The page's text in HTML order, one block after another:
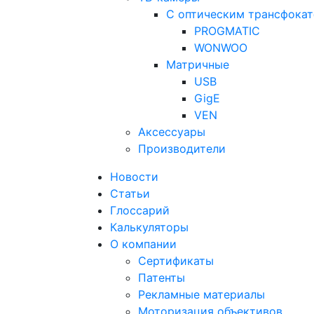
С оптическим
PROGMATIC
WONWOO
Матричные
USB
GigE
VEN
Аксессуары
Производители
Новости
Статьи
Глоссарий
Калькуляторы
О компании
Сертификаты
Патенты
Рекламные материалы
Моторизация объективов